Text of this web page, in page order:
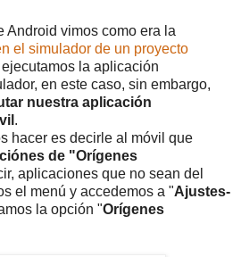
Android vimos como era la
el simulador de un proyecto
la aplicación
en este caso, sin embargo,
nuestra aplicación
.
hacer es decirle al móvil que
de "Orígenes
aplicaciones que no sean del
el menú y accedemos a "Ajustes-
la opción "Orígenes